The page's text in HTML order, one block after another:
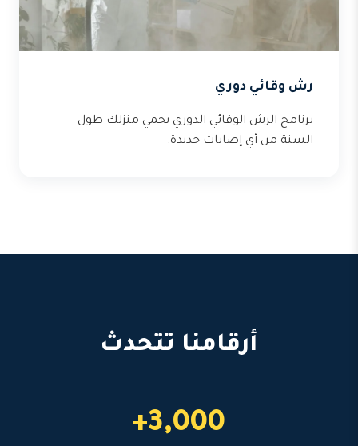
رش وقائي دوري
برنامج الرش الوقائي الدوري يحمي منزلك طول
السنة من أي إصابات جديدة.
أرقامنا تتحدث
3,000+